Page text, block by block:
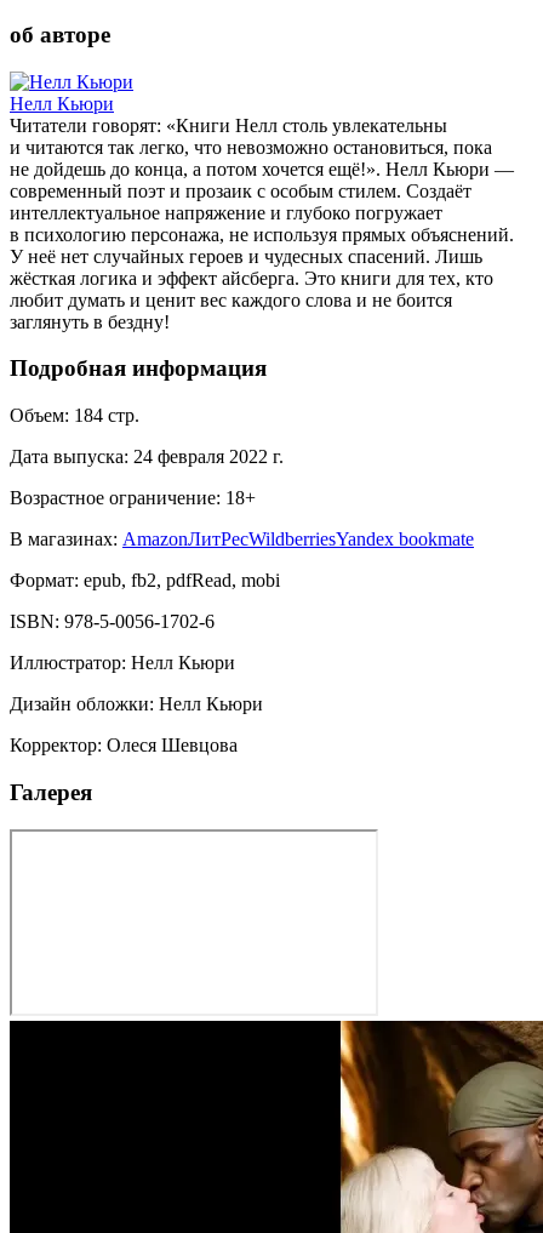
об авторе
Нелл Кьюри
Читатели говорят: «Книги Нелл столь увлекательны
и читаются так легко, что невозможно остановиться, пока
не дойдешь до конца, а потом хочется ещё!». Нелл Кьюри —
современный поэт и прозаик с особым стилем. Создаёт
интеллектуальное напряжение и глубоко погружает
в психологию персонажа, не используя прямых объяснений.
У неё нет случайных героев и чудесных спасений. Лишь
жёсткая логика и эффект айсберга. Это книги для тех, кто
любит думать и ценит вес каждого слова и не боится
заглянуть в бездну!
Подробная информация
Объем: 184 стр.
Дата выпуска: 24 февраля 2022 г.
Возрастное ограничение: 18+
В магазинах: AmazonЛитРесWildberriesYandex bookmate
Формат: epub, fb2, pdfRead, mobi
ISBN: 978-5-0056-1702-6
Иллюстратор: Нелл Кьюри
Дизайн обложки: Нелл Кьюри
Корректор: Олеся Шевцова
Галерея